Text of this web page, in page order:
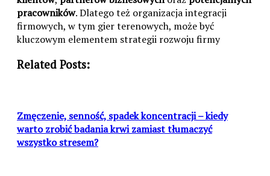
pracowników. Dlatego też organizacja integracji
firmowych, w tym gier terenowych, może być
kluczowym elementem strategii rozwoju firmy
Related Posts:
Zmęczenie, senność, spadek koncentracji – kiedy
warto zrobić badania krwi zamiast tłumaczyć
wszystko stresem?